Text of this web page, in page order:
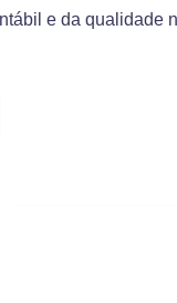
e da qualidade